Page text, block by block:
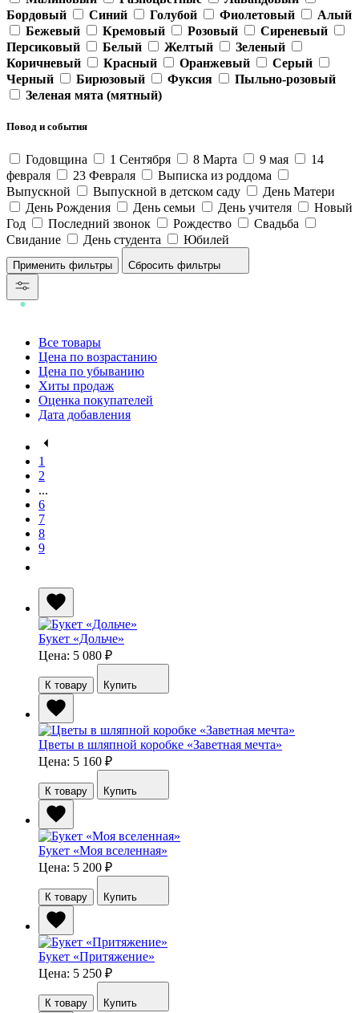
Бордовый
Синий Голубой Фиолетовый
Алый
Бежевый
Кремовый Розовый
Сиреневый
Персиковый
Белый Желтый
Зеленый
Коричневый
Красный Оранжевый
Серый
Черный
Бирюзовый Фуксия
Пыльно-розовый
Зеленая мята (мятный)
Повод и события
Годовщина 1 Сентября 8 Марта 9 мая
14
февраля
23 Февраля
Выписка из роддома
Выпускной
Выпускной в детском саду
День Матери
День Рождения
День семьи День учителя
Новый
Год
Последний звонок Рождество
Свадьба
Свидание
День студента Юбилей
Сбросить фильтры
Все товары
Цена по возрастанию
Цена по убыванию
Хиты продаж
Оценка покупателей
Дата добавления
1
2
...
6
7
8
9
Букет «Дольче»
Цена: 5 080 ₽
К товару Купить
Цветы в шляпной коробке «Заветная мечта»
Цена: 5 160 ₽
К товару Купить
Букет «Моя вселенная»
Цена: 5 200 ₽
К товару Купить
Букет «Притяжение»
Цена: 5 250 ₽
К товару Купить